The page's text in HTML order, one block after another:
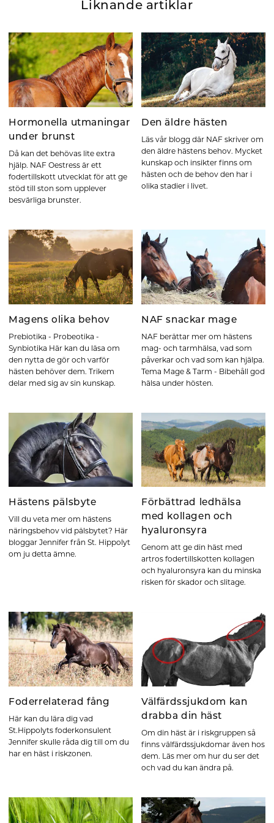
Liknande artiklar
Hormonella utmaningar
under brunst
Då kan det behövas lite extra
hjälp. NAF Oestress är ett
fodertillskott utvecklat för att ge
stöd till ston som upplever
besvärliga brunster.
Den äldre hästen
Läs vår blogg där NAF skriver om
den äldre hästens behov. Mycket
kunskap och insikter finns om
hästen och de behov den har i
olika stadier i livet.
Magens olika behov
Prebiotika - Probeotika -
Synbiotika Här kan du läsa om
den nytta de gör och varför
hästen behöver dem. Trikem
delar med sig av sin kunskap.
NAF snackar mage
NAF berättar mer om hästens
mag- och tarmhälsa, vad som
påverkar och vad som kan hjälpa.
Tema Mage & Tarm - Bibehåll god
hälsa under hösten.
Hästens pälsbyte
Vill du veta mer om hästens
näringsbehov vid pälsbytet? Här
bloggar Jennifer från St. Hippolyt
om ju detta ämne.
Förbättrad ledhälsa
med kollagen och
hyaluronsyra
Genom att ge din häst med
artros fodertillskotten kollagen
och hyaluronsyra kan du minska
risken för skador och slitage.
Foderrelaterad fång
Här kan du lära dig vad
St.Hippolyts foderkonsulent
Jennifer skulle råda dig till om du
har en häst i riskzonen.
Välfärdssjukdom kan
drabba din häst
Om din häst är i riskgruppen så
finns välfärdssjukdomar även hos
dem. Läs mer om hur du ser det
och vad du kan ändra på.